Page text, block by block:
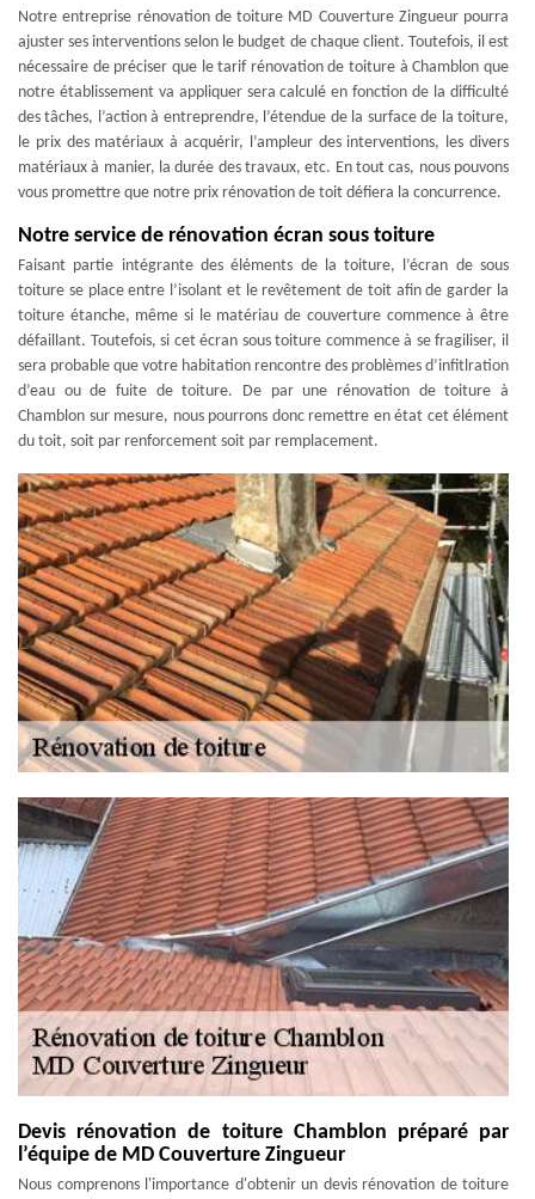
Notre entreprise rénovation de toiture MD Couverture Zingueur pourra
ajuster ses interventions selon le budget de chaque client. Toutefois, il est
nécessaire de préciser que le tarif rénovation de toiture à Chamblon que
notre établissement va appliquer sera calculé en fonction de la difficulté
des tâches, l’action à entreprendre, l’étendue de la surface de la toiture,
le prix des matériaux à acquérir, l’ampleur des interventions, les divers
matériaux à manier, la durée des travaux, etc. En tout cas, nous pouvons
vous promettre que notre prix rénovation de toit défiera la concurrence.
Notre service de rénovation écran sous toiture
Faisant partie intégrante des éléments de la toiture, l’écran de sous
toiture se place entre l’isolant et le revêtement de toit afin de garder la
toiture étanche, même si le matériau de couverture commence à être
défaillant. Toutefois, si cet écran sous toiture commence à se fragiliser, il
sera probable que votre habitation rencontre des problèmes d’infitlration
d’eau ou de fuite de toiture. De par une rénovation de toiture à
Chamblon sur mesure, nous pourrons donc remettre en état cet élément
du toit, soit par renforcement soit par remplacement.
Devis rénovation de toiture Chamblon préparé par
l’équipe de MD Couverture Zingueur
Nous comprenons l'importance d'obtenir un devis rénovation de toiture